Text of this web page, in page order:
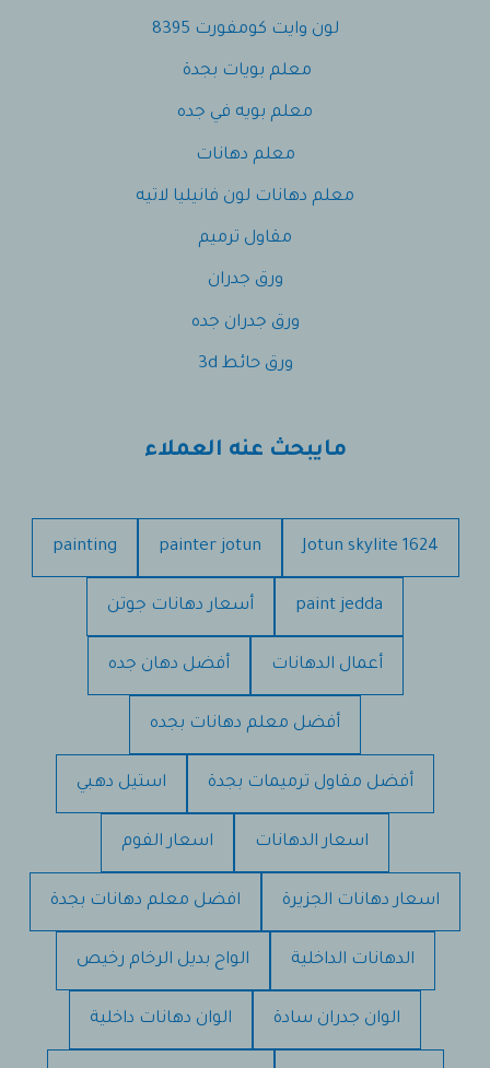
لون وايت كومفورت 8395
معلم بويات بجدة
معلم بويه في جده
معلم دهانات
معلم دهانات لون فانيليا لاتيه
مقاول ترميم
ورق جدران
ورق جدران جده
ورق حائط 3d
مايبحث عنه العملاء
Jotun skylite 1624
painter jotun
painting
paint jedda أسعار دهانات جوتن
أعمال الدهانات أفضل دهان جده
أفضل معلم دهانات بجده
أفضل مقاول ترميمات بجدة استيل دهبي
اسعار الدهانات اسعار الفوم
اسعار دهانات الجزيرة افضل معلم دهانات بجدة
الدهانات الداخلية الواح بديل الرخام رخيص
الوان جدران سادة الوان دهانات داخلية